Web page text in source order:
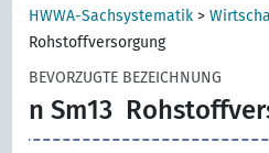
HWWA-Sachsystematik >
Rohstoffversorgung
BEVORZUGTE BEZEICHNUNG
n Sm13